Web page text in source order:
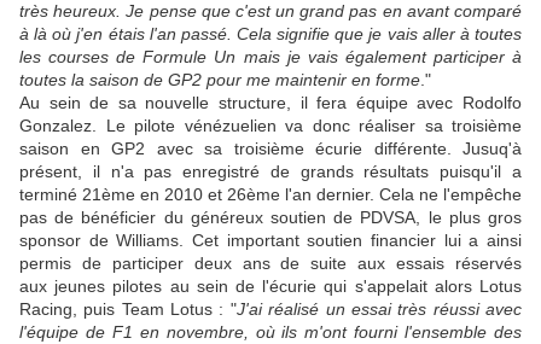
très heureux. Je pense que c'est un grand pas en avant comparé
à là où j'en étais l'an passé. Cela signifie que je vais aller à toutes
les courses de Formule Un mais je vais également participer à
toutes la saison de GP2 pour me maintenir en forme ."
Au sein de sa nouvelle structure, il fera équipe avec Rodolfo
Gonzalez. Le pilote vénézuelien va donc réaliser sa troisième
saison en GP2 avec sa troisième écurie différente. Jusuq'à
présent, il n'a pas enregistré de grands résultats puisqu'il a
terminé 21ème en 2010 et 26ème l'an dernier. Cela ne l'empêche
pas de bénéficier du généreux soutien de PDVSA, le plus gros
sponsor de Williams. Cet important soutien financier lui a ainsi
permis de participer deux ans de suite aux essais réservés
aux jeunes pilotes au sein de l'écurie qui s'appelait alors Lotus
Racing, puis Team Lotus : "J'ai réalisé un essai très réussi avec
l'équipe de F1 en novembre, où ils m'ont fourni l'ensemble des